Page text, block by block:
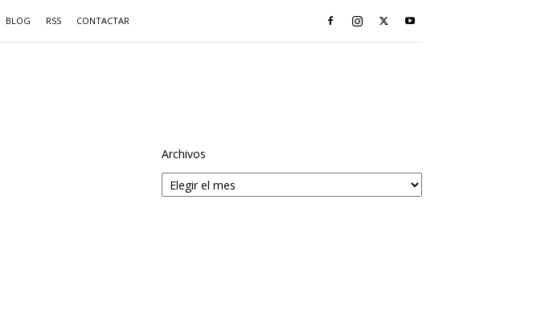
BLOG RSS CONTACTAR
Archivos